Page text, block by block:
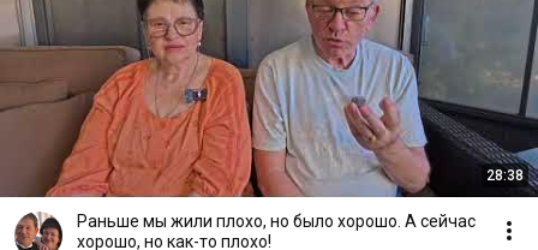
28:38
Раньше мы жили плохо, но было хорошо. А сейчас
хорошо, но как-то плохо!